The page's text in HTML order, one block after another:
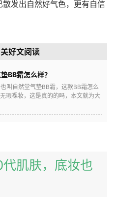
发出自然好气色，更有自信
好文阅读
BB霜怎么样？
叫自然堂气垫BB霜，这款BB霜怎么
瑕裸妆，这是真的的吗，本文就为大
肌肤，底妆也